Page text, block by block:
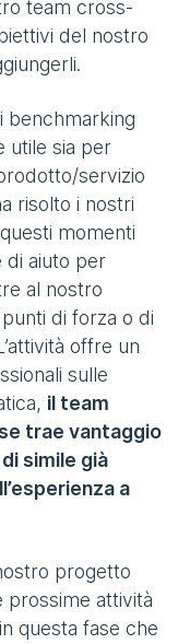
team cross-
del nostro
benchmarking
utile sia per
servizio
risolto i nostri
momenti
di aiuto per
al nostro
di forza o di
offre un
sulle
il team
trae vantaggio
simile già
a
progetto
prossime attività
questa fase che